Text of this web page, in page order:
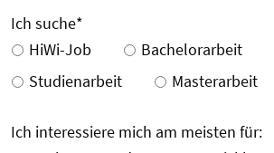
Ich suche*
HiWi-Job
Bachelorarbeit
Studienarbeit
Masterarbeit
Ich interessiere mich am meisten für: